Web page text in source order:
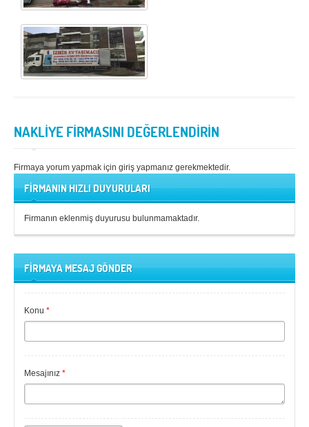
NAKLİYE FİRMASINI DEĞERLENDİRİN
Firmaya yorum yapmak için giriş yapmanız gerekmektedir.
FİRMANIN HIZLI DUYURULARI
Firmanın eklenmiş duyurusu bulunmamaktadır.
FİRMAYA MESAJ GÖNDER
Konu *
Mesajınız *